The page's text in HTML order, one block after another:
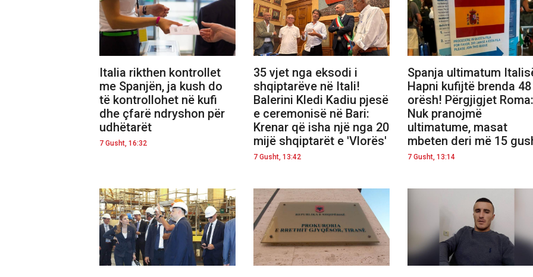
Italia rikthen kontrollet
me Spanjën, ja kush do
të kontrollohet në kufi
dhe çfarë ndryshon për
udhëtarët
7 Gusht, 16:32
35 vjet nga eksodi i
shqiptarëve në Itali!
Balerini Kledi Kadiu pjesë
e ceremonisë në Bari:
Krenar që isha një nga 20
mijë shqiptarët e 'Vlorës'
7 Gusht, 13:42
Spanja ultimatum
Hapni kufijtë brenda 48
orësh! Përgjigjet Roma:
Nuk pranojmë
ultimatume, masat
mbeten deri më 15
7 Gusht, 13:14